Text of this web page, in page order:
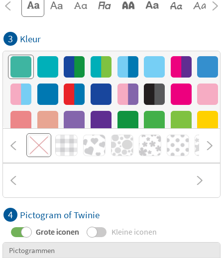
3 Kleur
4 Pictogram of Twinie
Grote iconen Kleine iconen
Pictogrammen